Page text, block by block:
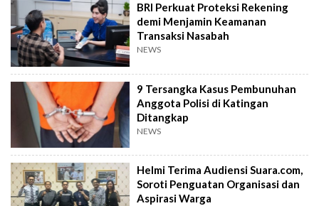
BRI Perkuat Proteksi Rekening
demi Menjamin Keamanan
Transaksi Nasabah
NEWS
9 Tersangka Kasus Pembunuhan
Anggota Polisi di Katingan
Ditangkap
NEWS
Helmi Terima Audiensi Suara.com,
Soroti Penguatan Organisasi dan
Aspirasi Warga